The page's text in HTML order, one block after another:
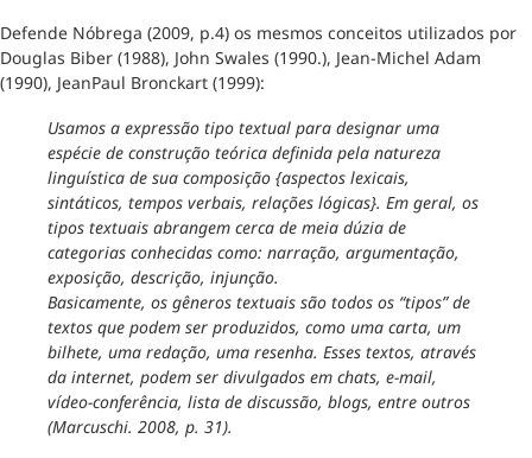
Defende Nóbrega (2009, p.4) os mesmos conceitos utilizados por
Douglas Biber (1988), John Swales (1990.), Jean-Michel Adam
(1990), JeanPaul Bronckart (1999):
Usamos a expressão tipo textual para designar uma
espécie de construção teórica definida pela natureza
linguística de sua composição {aspectos lexicais,
sintáticos, tempos verbais, relações lógicas}. Em geral, os
tipos textuais abrangem cerca de meia dúzia de
categorias conhecidas como: narração, argumentação,
exposição, descrição, injunção.
Basicamente, os gêneros textuais são todos os “tipos” de
textos que podem ser produzidos, como uma carta, um
bilhete, uma redação, uma resenha. Esses textos, através
da internet, podem ser divulgados em chats, e-mail,
vídeo-conferência, lista de discussão, blogs, entre outros
(Marcuschi. 2008, p. 31).